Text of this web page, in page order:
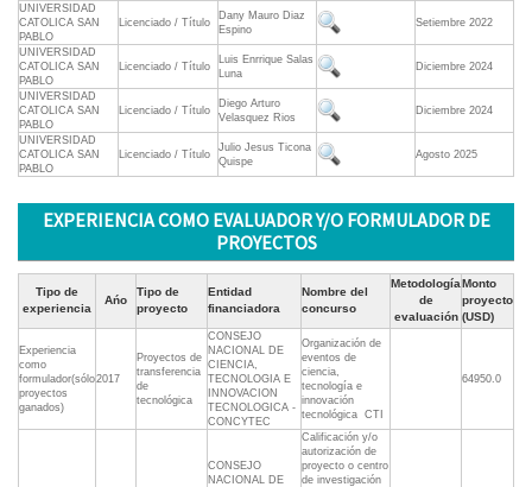
UNIVERSIDAD
CATOLICA SAN
PABLO
Licenciado / Título
Dany Mauro Diaz
Espino
Setiembre 2022
UNIVERSIDAD
CATOLICA SAN
PABLO
Licenciado / Título
Luis Enrrique Salas
Luna
Diciembre 2024
UNIVERSIDAD
CATOLICA SAN
PABLO
Licenciado / Título
Diego Arturo
Velasquez Rios
Diciembre 2024
UNIVERSIDAD
CATOLICA SAN
PABLO
Licenciado / Título
Julio Jesus Ticona
Quispe
Agosto 2025
EXPERIENCIA COMO EVALUADOR Y/O FORMULADOR DE
PROYECTOS
Tipo de
experiencia
Ańo
Tipo de
proyecto
Entidad
financiadora
Nombre del
concurso
Metodología
de
evaluación
Monto
proyecto
(USD)
Experiencia
como
formulador(sólo
proyectos
ganados)
2017
Proyectos de
transferencia
de
tecnológica
CONSEJO
NACIONAL DE
CIENCIA,
TECNOLOGIA E
INNOVACION
TECNOLOGICA -
CONCYTEC
Organización de
eventos de
ciencia,
tecnología e
innovación
tecnológica  CTI
64950.0
CONSEJO
NACIONAL DE
Calificación y/o
autorización de
proyecto o centro
de investigación